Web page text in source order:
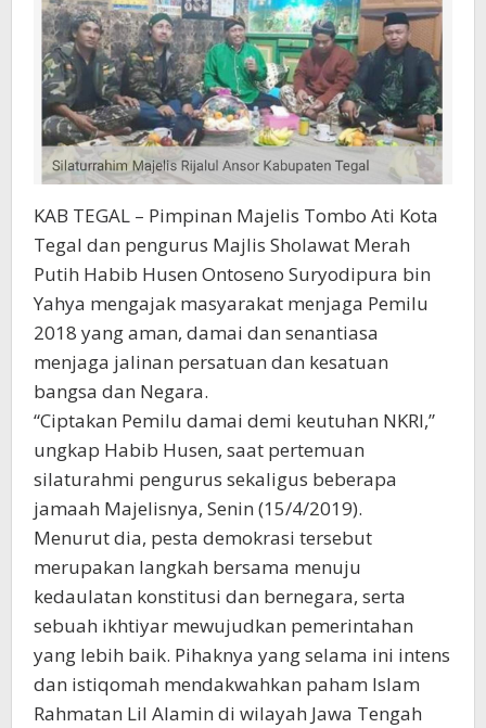
Cita
KAB TEGAL – Pimpinan Majelis Tombo Ati Kota
Tegal dan pengurus Majlis Sholawat Merah
Putih Habib Husen Ontoseno Suryodipura bin
Yahya mengajak masyarakat menjaga Pemilu
2018 yang aman, damai dan senantiasa
menjaga jalinan persatuan dan kesatuan
bangsa dan Negara.
“Ciptakan Pemilu damai demi keutuhan NKRI,”
ungkap Habib Husen, saat pertemuan
silaturahmi pengurus sekaligus beberapa
jamaah Majelisnya, Senin (15/4/2019).
Menurut dia, pesta demokrasi tersebut
merupakan langkah bersama menuju
kedaulatan konstitusi dan bernegara, serta
sebuah ikhtiyar mewujudkan pemerintahan
yang lebih baik. Pihaknya yang selama ini intens
dan istiqomah mendakwahkan paham Islam
Rahmatan Lil Alamin di wilayah Jawa Tengah